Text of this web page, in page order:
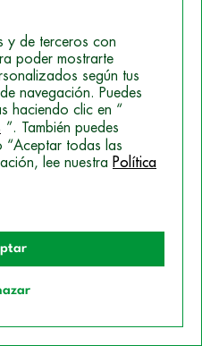
con tu
de León, con una
de enfermería,
y gestión de equipos. H
y de terceros con
poder mostrarte
según tus
navegación. Puedes
haciendo clic en “
”. También puedes
“Aceptar todas las
lee nuestra Política